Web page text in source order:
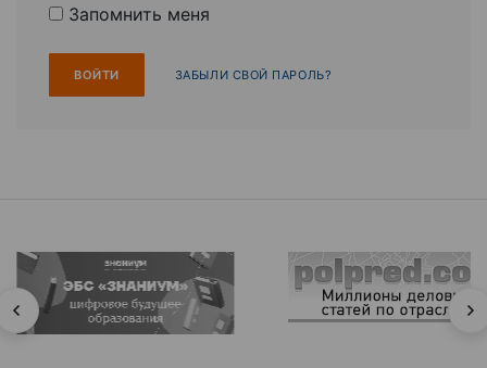
Запомнить меня
ЗАБЫЛИ СВОЙ ПАРОЛЬ?